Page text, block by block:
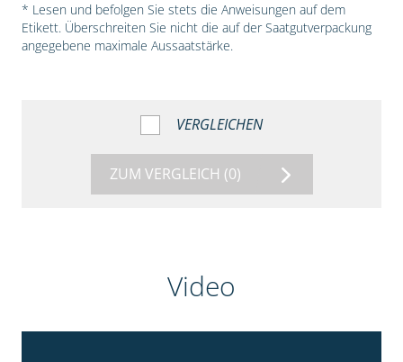
* Lesen und befolgen Sie stets die Anweisungen auf dem
Etikett. Überschreiten Sie nicht die auf der Saatgutverpackung
angegebene maximale Aussaatstärke.
VERGLEICHEN
ZUM VERGLEICH (0)
Video